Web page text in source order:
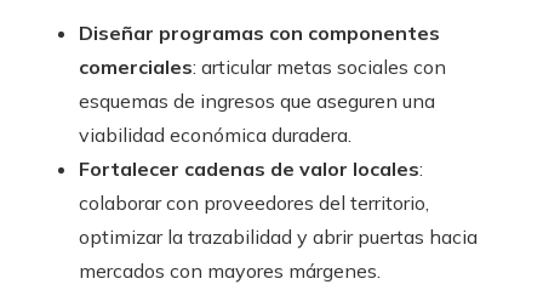
Diseñar programas con componentes
comerciales: articular metas sociales con
esquemas de ingresos que aseguren una
viabilidad económica duradera.
Fortalecer cadenas de valor locales:
colaborar con proveedores del territorio,
optimizar la trazabilidad y abrir puertas hacia
mercados con mayores márgenes.